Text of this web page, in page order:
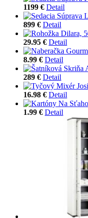
1199 € Detail
899 € Detail
29.95 € Detail
8.99 € Detail
289 € Detail
16.98 € Detail
1.99 € Detail